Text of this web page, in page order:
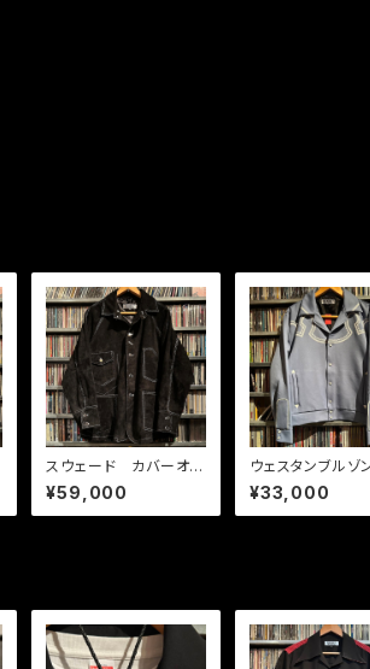
スウェード カバーオー
ル
¥59,000
ウェスタンブル
キシカン ブルー
ー
¥33,000